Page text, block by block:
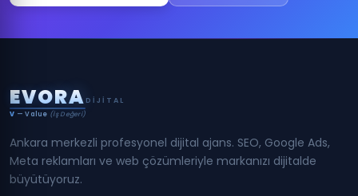
EVORA DIJITAL
V — Value (İş Değeri)
Ankara merkezli profesyonel dijital ajans. SEO, Google Ads,
Meta reklamları ve web çözümleriyle markanızı dijitalde
büyütüyoruz.